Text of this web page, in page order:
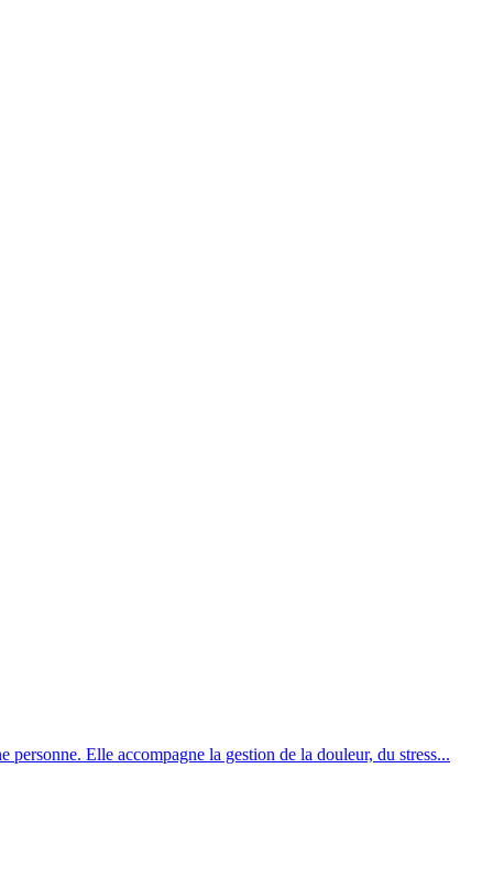
Elle accompagne la gestion de la douleur, du stress...